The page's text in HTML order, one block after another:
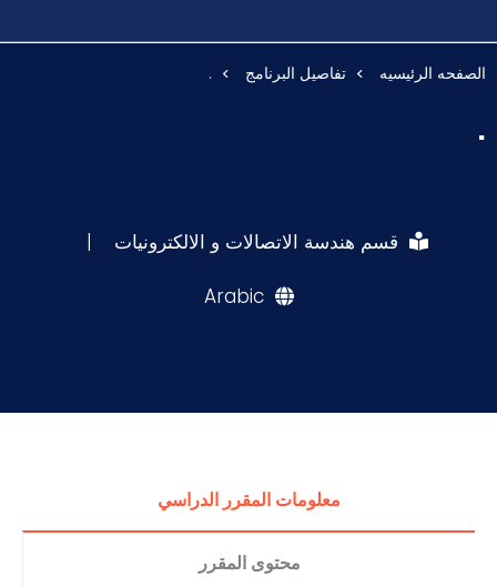
الصفحه الرئيسيه تفاصيل البرنامج .
.
قسم هندسة الاتصالات و الالكترونيات |
Arabic
معلومات المقرر الدراسي
محتوى المقرر